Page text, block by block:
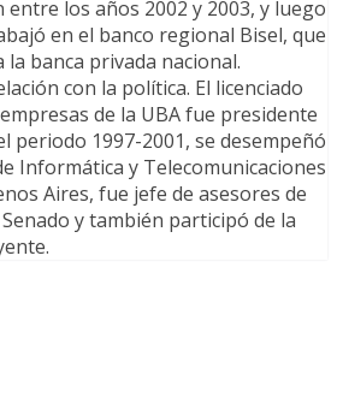
los años 2002 y 2003, y luego
en el banco regional Bisel, que
banca privada nacional.
con la política. El licenciado
de la UBA fue presidente
periodo 1997-2001, se desempeñó
Informática y Telecomunicaciones
Aires, fue jefe de asesores de
y también participó de la